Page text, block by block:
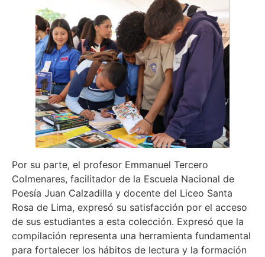
Por su parte, el profesor Emmanuel Tercero
Colmenares, facilitador de la Escuela Nacional de
Poesía Juan Calzadilla y docente del Liceo Santa
Rosa de Lima, expresó su satisfacción por el acceso
de sus estudiantes a esta colección. Expresó que la
compilación representa una herramienta fundamental
para fortalecer los hábitos de lectura y la formación